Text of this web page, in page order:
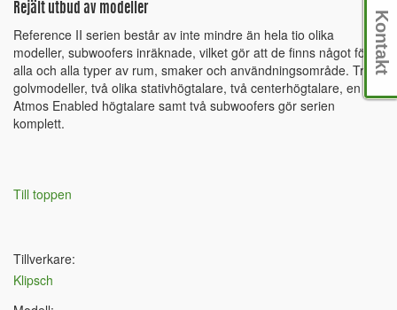
Rejält utbud av modeller
Reference II serien består av inte mindre än hela tio olika
modeller, subwoofers inräknade, vilket gör att de finns något för
alla och alla typer av rum, smaker och användningsområde. Tre
golvmodeller, två olika stativhögtalare, två centerhögtalare, en
Atmos Enabled högtalare samt två subwoofers gör serien
komplett.
Till toppen
Tillverkare:
Klipsch
Kontakt